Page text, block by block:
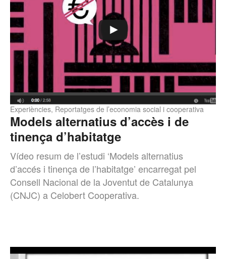
Models alternatius d’accès i de
tinença d’habitatge
Experiències, Reportatges de l’economia social i cooperativa
Vídeo resum de l’estudi ‘Models alternatius
d’accés i tinença de l’habitatge’ encarregat pel
Consell Nacional de la Joventut de Catalunya
(CNJC) a Celobert Cooperativa.